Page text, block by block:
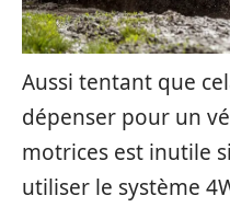
Aussi tentant que
dépenser pour un
motrices est inutile
utiliser le système